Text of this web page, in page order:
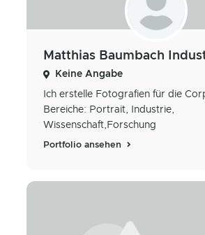
Keine Angabe
Ich erstelle Fotografien für die
Bereiche: Portrait, Industrie,
Wissenschaft,Forschung
Portfolio ansehen